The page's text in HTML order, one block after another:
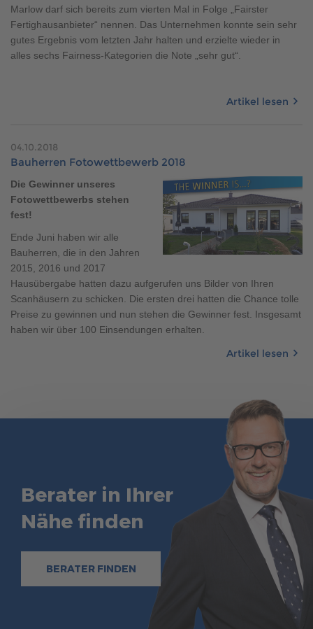
Marlow darf sich bereits zum vierten Mal in Folge „Fairster
Fertighausanbieter“ nennen. Das Unternehmen konnte sein sehr
gutes Ergebnis vom letzten Jahr halten und erzielte wieder in
alles sechs Fairness-Kategorien die Note „sehr gut“.
Artikel lesen
04.10.2018
Bauherren Fotowettbewerb 2018
Die Gewinner unseres
Fotowettbewerbs stehen
fest!
Ende Juni haben wir alle
Bauherren, die in den Jahren
2015, 2016 und 2017
Hausübergabe hatten dazu aufgerufen uns Bilder von Ihren
Scanhäusern zu schicken. Die ersten drei hatten die Chance tolle
Preise zu gewinnen und nun stehen die Gewinner fest. Insgesamt
haben wir über 100 Einsendungen erhalten.
Artikel lesen
Berater in Ihrer
Nähe finden
BERATER FINDEN